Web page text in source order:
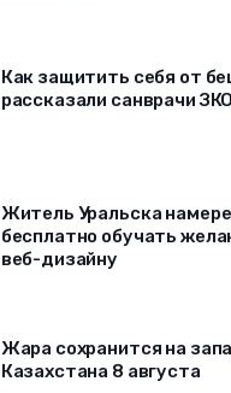
Как защитить себя от
рассказали санврачи ЗКО
Житель Уральска
бесплатно обучать
веб-дизайну
Жара сохранится на
Казахстана 8 августа